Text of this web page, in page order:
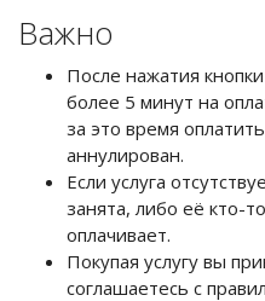
Важно
После нажатия
более 5 минут на
за это время
аннулирован.
Если услуга
занята, либо её кто-
оплачивает.
Покупая услугу вы
соглашаетесь с